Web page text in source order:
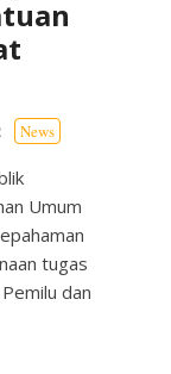
News
Umum
tugas
dan